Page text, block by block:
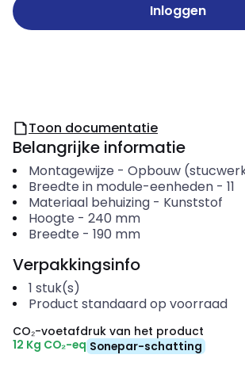
Inloggen
Toon documentatie
Belangrijke informatie
Montagewijze - Opbouw
Breedte in module-eenheden- 11
Materiaal behuizing- Kunststof
Hoogte - 240 mm
Breedte - 190 mm
Verpakkingsinfo
1 stuk(s)
Product standaard op voorraad
CO₂-voetafdruk van het product
12 Kg CO₂-eq Sonepar-schatting